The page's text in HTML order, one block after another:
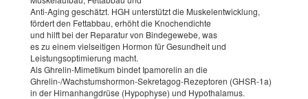
Anti-Aging geschätzt. HGH unterstützt die Muskelentwicklung,
fördert den Fettabbau, erhöht die Knochendichte
und hilft bei der Reparatur von Bindegewebe, was
es zu einem vielseitigen Hormon für Gesundheit und
Leistungsoptimierung macht.
Als Ghrelin-Mimetikum bindet Ipamorelin an die
Ghrelin-/Wachstumshormon-Sekretagog-Rezeptoren (GHSR-1a)
in der Hirnanhangdrüse (Hypophyse) und Hypothalamus.